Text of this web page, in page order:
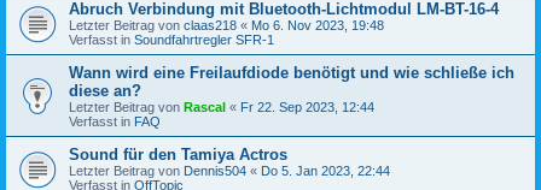
Abruch Verbindung mit Bluetooth-Lichtmodul LM-BT-16-4
Letzter Beitrag von claas218 « Mo 6. Nov 2023, 19:48
Verfasst in Soundfahrtregler SFR-1
Wann wird eine Freilaufdiode benötigt und wie schließe ich
diese an?
Letzter Beitrag von Rascal « Fr 22. Sep 2023, 12:44
Verfasst in FAQ
Sound für den Tamiya Actros
Letzter Beitrag von Dennis504 « Do 5. Jan 2023, 22:44
Verfasst in OffTopic